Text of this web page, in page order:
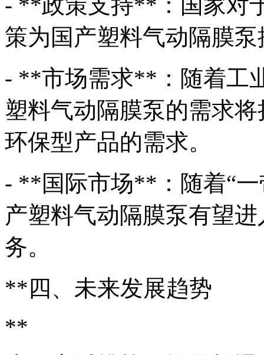
- **政策支持**：国家对
策为国产塑料气动隔膜
- **市场需求**：随着工
塑料气动隔膜泵的需求
环保型产品的需求。
- **国际市场**：随着“
产塑料气动隔膜泵有望
务。
**四、未来发展趋势
**